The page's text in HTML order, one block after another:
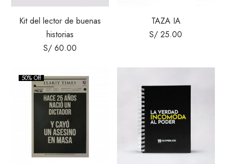
Kit del lector de buenas
historias
S/ 60.00
TAZA IA
S/ 25.00
50% Off